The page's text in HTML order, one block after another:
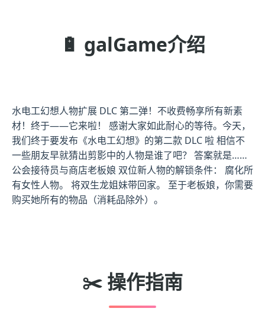
🔋 galGame介绍
水电工幻想人物扩展 DLC 第二弹！不收费畅享所有新素
材！终于——它来啦！ 感谢大家如此耐心的等待。今天，
我们终于要发布《水电工幻想》的第二款 DLC 啦 相信不
一些朋友早就猜出剪影中的人物是谁了吧？ 答案就是……
公会接待员与商店老板娘 双位新人物的解锁条件： 腐化所
有女性人物。 将双生龙姐妹带回家。 至于老板娘，你需要
购买她所有的物品（消耗品除外）。
✂️ 操作指南